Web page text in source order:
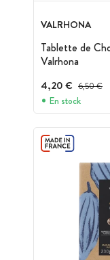
VALRHONA
Tablette de
Valrhona
4,20 € Prix avant
6,50 €
En stock